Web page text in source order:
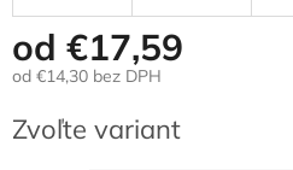
od €17,59
od €14,30 bez DPH
cena:
Zvoľte variant